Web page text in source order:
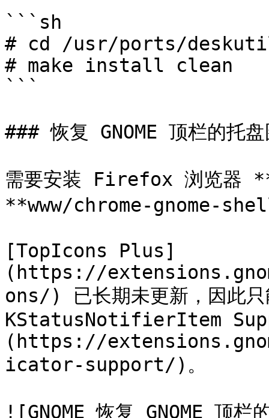
```sh
# cd /usr/ports/
# make install clean
```
### 恢复 GNOME 顶栏的托盘
需要安装 Firefox 浏览
**www/chrome-gnome-
[TopIcons Plus]
(https://
ons/) 已长期未更新，因
KStatusNotifierItem
(https://
icator-support/)。
![GNOME 恢复 GNOME 顶栏